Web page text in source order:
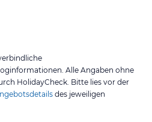
Alle Angaben ohne
HolidayCheck. Bitte lies vor der
des jeweiligen